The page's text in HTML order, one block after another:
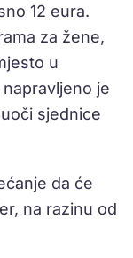
12 eura.
za žene,
u
je
sjednice
da će
na razinu od